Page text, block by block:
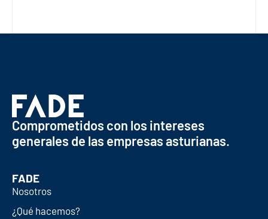
Comprometidos con los intereses
generales de las empresas asturianas.
FADE
Nosotros
¿Qué hacemos?